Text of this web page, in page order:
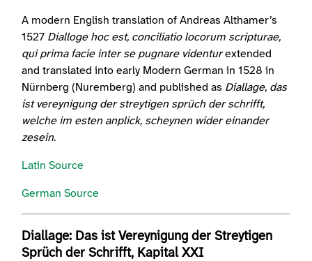
A modern English translation of Andreas Althamer’s
1527 Dialloge hoc est, conciliatio locorum scripturae,
qui prima facie inter se pugnare videnturextended
and translated into early Modern German in 1528 in
Nürnberg (Nuremberg) and published as Diallage, das
ist vereynigung der streytigen sprüch der schrifft,
welche im esten anplick, scheynen wider einander
zesein.
Latin Source
German Source
Diallage: Das ist Vereynigung der Streytigen
Sprüch der Schrifft, Kapital XXI